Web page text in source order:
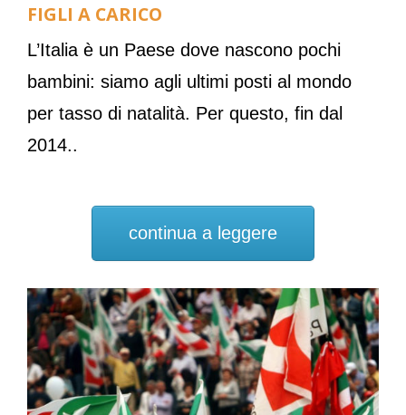
FIGLI A CARICO
L’Italia è un Paese dove nascono pochi
bambini: siamo agli ultimi posti al mondo
per tasso di natalità. Per questo, fin dal
2014..
continua a leggere